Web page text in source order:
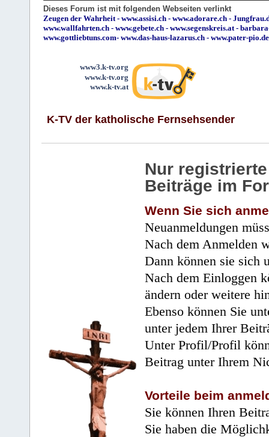
Dieses Forum ist mit folgenden Webseiten verlinkt
Zeugen der Wahrheit - www.assisi.ch - www.adorare.ch -
www.wallfahrten.ch - www.gebete.ch - www.segenskreis.at -
www.gottliebtuns.com- www.das-haus-lazarus.ch - www.pater-pio.de
www3.k-tv.org
www.k-tv.org
www.k-tv.at
K-TV der katholische Fernsehsender
Nur
Beiträge im
Wenn Sie sich
Neuanmeldungen
Nach dem Anmelden
Dann können sie sich
Nach dem Einloggen
ändern oder weitere
Ebenso können Sie
unter jedem Ihrer
Unter Profil/Profil
Beitrag unter Ihrem
Vorteile beim
Sie können Ihren
Sie haben die